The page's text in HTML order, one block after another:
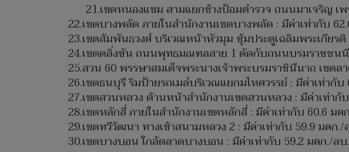
21.เขตหนองแขม สามแยกข้างป้อมตำรวจ ถนนมาเจริญ เ
22.เขตบางพลัด ภายในสำนักงานเขตบางพลัด : มีค่าเท่ากับ
23.เขตสัมพันธวงศ์ บริเวณหน้าหัวมุม ซุ้มประตูเฉลิมพระเกียรติ
24.เขตตลิ่งชัน ถนนพุทธมณฑลสาย 1 ตัดกับถนนบรมราชชนนี
25.สวน 60 พรรษาสมเด็จพระนางเจ้าพระบรมราชินีนาถ เขต
26.เขตธนบุรี ริมป้ายรถเมล์บริเวณแยกมไหศวรรย์ : มีค่าเท่ากั
27.เขตสวนหลวง ด้านหน้าสำนักงานเขตสวนหลวง : มีค่าเท่ากั
28.เขตหลักสี่ ภายในสำนักงานเขตหลักสี่ : มีค่าเท่ากับ 60.6 มค
29.เขตทวีวัฒนา ทางเข้าสนามหลวง 2 : มีค่าเท่ากับ 59.9 มคก./
30.เขตบางบอน ใกล้ตลาดบางบอน : มีค่าเท่ากับ 59.2 มคก./ล